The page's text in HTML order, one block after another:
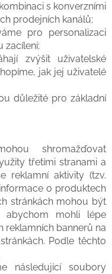
s konverzními
prodejních kanálů;
pro personalizaci
zacílení;
zvýšit uživatelské
jak jej uživatelé
důležité pro základní
shromažďovat
třetími stranami a
reklamní aktivity (tzv.
o produktech
stránkách mohou být
abychom mohli lépe
reklamních bannerů na
Podle těchto
následující soubory